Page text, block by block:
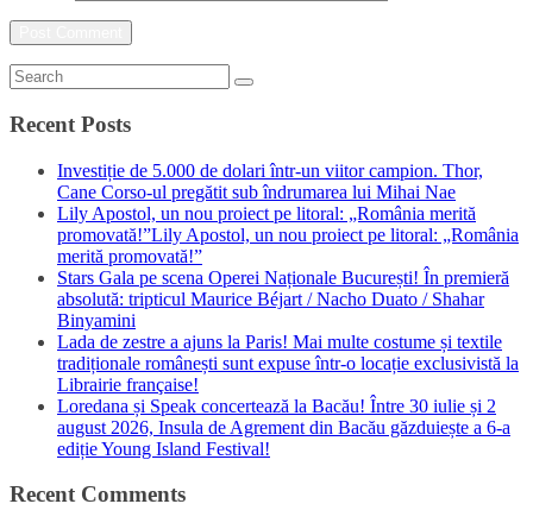
Recent Posts
Investiție de 5.000 de dolari într-un viitor campion. Thor,
Cane Corso-ul pregătit sub îndrumarea lui Mihai Nae
Lily Apostol, un nou proiect pe litoral: „România merită
promovată!”Lily Apostol, un nou proiect pe litoral: „România
merită promovată!”
Stars Gala pe scena Operei Naționale București! În premieră
absolută: tripticul Maurice Béjart / Nacho Duato / Shahar
Binyamini
Lada de zestre a ajuns la Paris! Mai multe costume și textile
tradiționale românești sunt expuse într-o locație exclusivistă la
Librairie française!
Loredana și Speak concertează la Bacău! Între 30 iulie și 2
august 2026, Insula de Agrement din Bacău găzduiește a 6-a
ediție Young Island Festival!
Recent Comments